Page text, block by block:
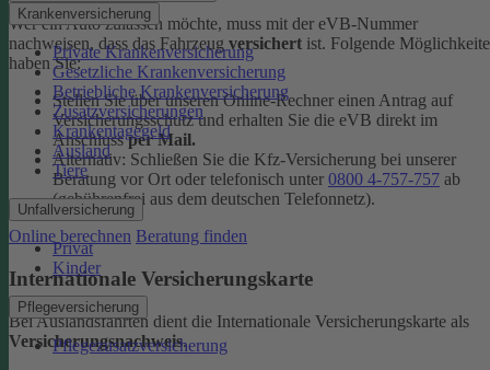
Krankenversicherung
Private Krankenversicherung
Gesetzliche Krankenversicherung
Betriebliche Krankenversicherung
Zusatzversicherungen
Krankentagegeld
Ausland
Tiere
Unfallversicherung
Privat
Kinder
Pflegeversicherung
Pflegezusatzversicherung
Wer ein Auto zulassen möchte, muss mit der eVB-Nummer
nachweisen, dass das Fahrzeug versichert ist. Folgende
haben Sie:
Stellen Sie über unseren Online-Rechner einen Antrag auf
Versicherungsschutz und erhalten Sie die eVB direkt im
Anschlussper Mail.
Alternativ: Schließen Sie die Kfz-​Versicherung bei unserer
Beratung vor Ort oder telefonisch unter 0800 4-​757-757 ab
(gebührenfrei aus dem deutschen Telefonnetz).
Online berechnen Beratung finden
Internationale Versicherungskarte
Bei Auslandsfahrten dient die Internationale Versicherungskarte als
Versicherungsnachweis.